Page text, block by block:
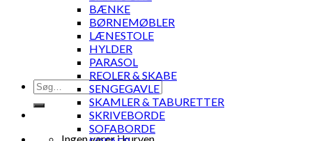
Søg
efter:
BÆNKE
BØRNEMØBLER
LÆNESTOLE
HYLDER
PARASOL
REOLER & SKABE
SENGEGAVLE
SKAMLER & TABURETTER
SKRIVEBORDE
SOFABORDE